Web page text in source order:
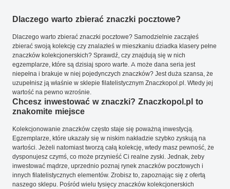
Dlaczego warto zbierać znaczki pocztowe?
Dlaczego warto zbierać znaczki pocztowe? Samodzielnie zacząłeś
zbierać swoją kolekcję czy znalazłeś w mieszkaniu dziadka klasery pełne
znaczków kolekcjonerskich? Sprawdź, czy znajdują się w nich
egzemplarze, które są dzisiaj sporo warte. A może dana seria jest
niepełna i brakuje w niej pojedynczych znaczków? Jest duża szansa, że
uzupełnisz ją właśnie w sklepie filatelistycznym Znaczkopol.pl. Wtedy jej
wartość na pewno wzrośnie.
Chcesz inwestować w znaczki? Znaczkopol.pl to
znakomite miejsce
Kolekcjonowanie znaczków często staje się poważną inwestycją.
Egzemplarze, które ukazały się w niskim nakładzie szybko zyskują na
wartości. Jeżeli natomiast tworzą całą kolekcję, wtedy masz pewność, że
dysponujesz czymś, co może przynieść Ci realne zyski. Jednak, żeby
inwestować mądrze, uprzednio poznaj rynek znaczków pocztowych i
innych filatelistycznych elementów. Zrobisz to, zapoznając się z ofertą
naszego sklepu. Pośród wielu tysięcy znaczków kolekcjonerskich